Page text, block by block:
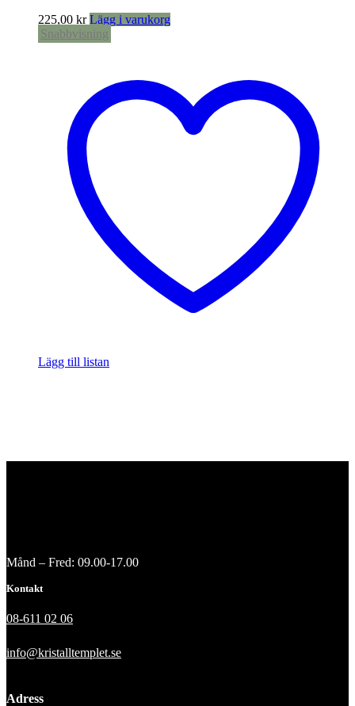
225,00 kr Lägg i varukorg
Snabbvisning
Lägg till listan
Månd – Fred: 09.00-17.00
Kontakt
08-611 02 06
info@kristalltemplet.se
Adress